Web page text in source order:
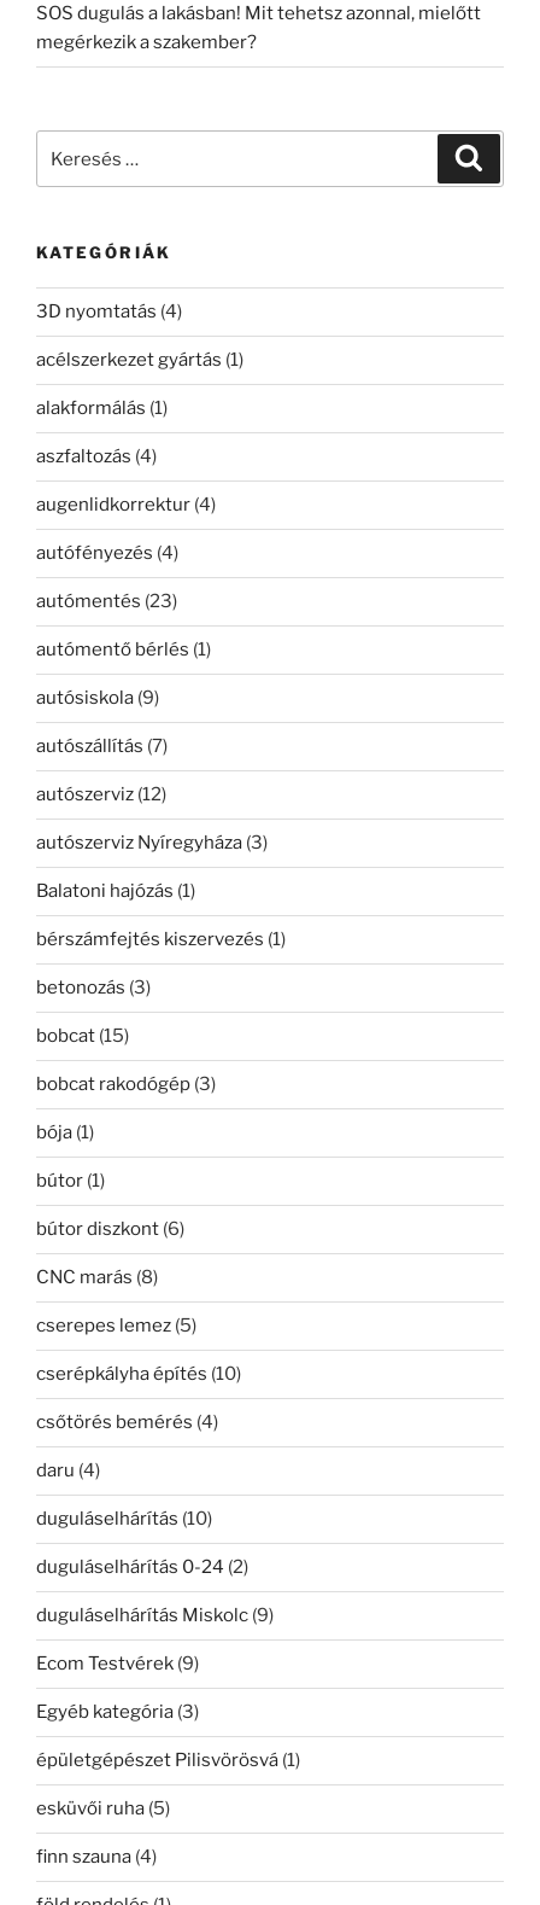
SOS dugulás a lakásban! Mit tehetsz azonnal, mielőtt
megérkezik a szakember?
KATEGÓRIÁK
3D nyomtatás (4)
acélszerkezet gyártás (1)
alakformálás (1)
aszfaltozás (4)
augenlidkorrektur (4)
autófényezés (4)
autómentés (23)
autómentő bérlés (1)
autósiskola (9)
autószállítás (7)
autószerviz (12)
autószerviz Nyíregyháza (3)
Balatoni hajózás (1)
bérszámfejtés kiszervezés (1)
betonozás (3)
bobcat (15)
bobcat rakodógép (3)
bója (1)
bútor (1)
bútor diszkont (6)
CNC marás (8)
cserepes lemez (5)
cserépkályha építés (10)
csőtörés bemérés (4)
daru (4)
duguláselhárítás (10)
duguláselhárítás 0-24 (2)
duguláselhárítás Miskolc (9)
Ecom Testvérek (9)
Egyéb kategória (3)
épületgépészet Pilisvörösvá (1)
esküvői ruha (5)
finn szauna (4)